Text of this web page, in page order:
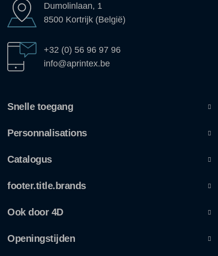
Dumolinlaan, 1
8500 Kortrijk (België)
+32 (0) 56 96 97 96
info@aprintex.be
Snelle toegang
Personnalisations
Catalogus
footer.title.brands
Ook door 4D
Openingstijden